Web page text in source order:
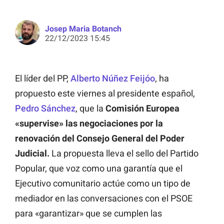
Josep Maria Botanch
22/12/2023 15:45
El líder del PP, Alberto Núñez Feijóo, ha
propuesto este viernes al presidente español,
Pedro Sánchez, que la Comisión Europea
«supervise» las negociaciones por la
renovación del Consejo General del Poder
Judicial. La propuesta lleva el sello del Partido
Popular, que voz como una garantía que el
Ejecutivo comunitario actúe como un tipo de
mediador en las conversaciones con el PSOE
para «garantizar» que se cumplen las